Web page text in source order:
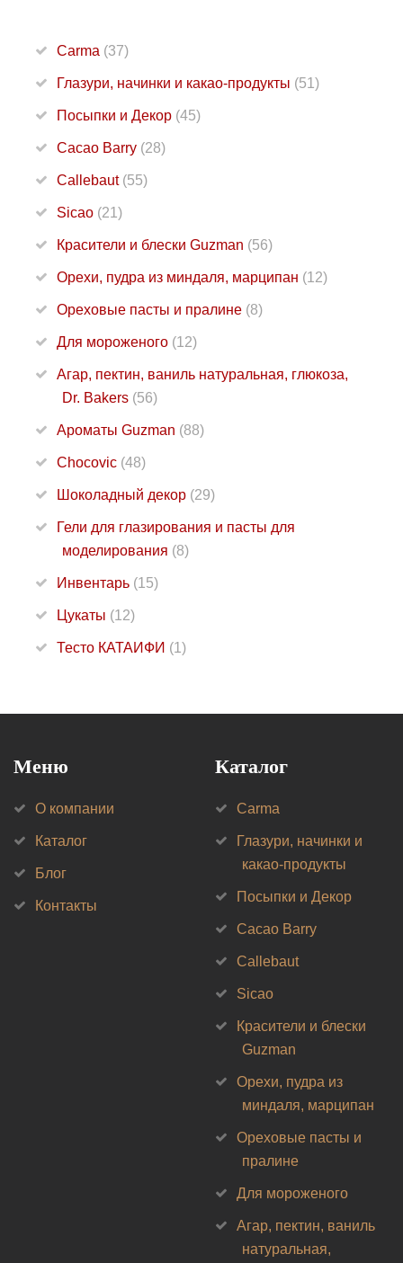
Carma (37)
Глазури, начинки и какао-продукты (51)
Посыпки и Декор (45)
Cacao Barry (28)
Callebaut (55)
Sicao (21)
Красители и блески Guzman (56)
Орехи, пудра из миндаля, марципан (12)
Ореховые пасты и пралине (8)
Для мороженого (12)
Агар, пектин, ваниль натуральная, глюкоза,
Dr. Bakers (56)
Ароматы Guzman (88)
Chocovic (48)
Шоколадный декор (29)
Гели для глазирования и пасты для
моделирования (8)
Инвентарь (15)
Цукаты (12)
Тесто КАТАИФИ (1)
Меню
О компании
Каталог
Блог
Контакты
Каталог
Carma
Глазури, начинки и
какао-продукты
Посыпки и Декор
Cacao Barry
Callebaut
Sicao
Красители и блески
Guzman
Орехи, пудра из
миндаля, марципан
Ореховые пасты и
пралине
Для мороженого
Агар, пектин, ваниль
натуральная,